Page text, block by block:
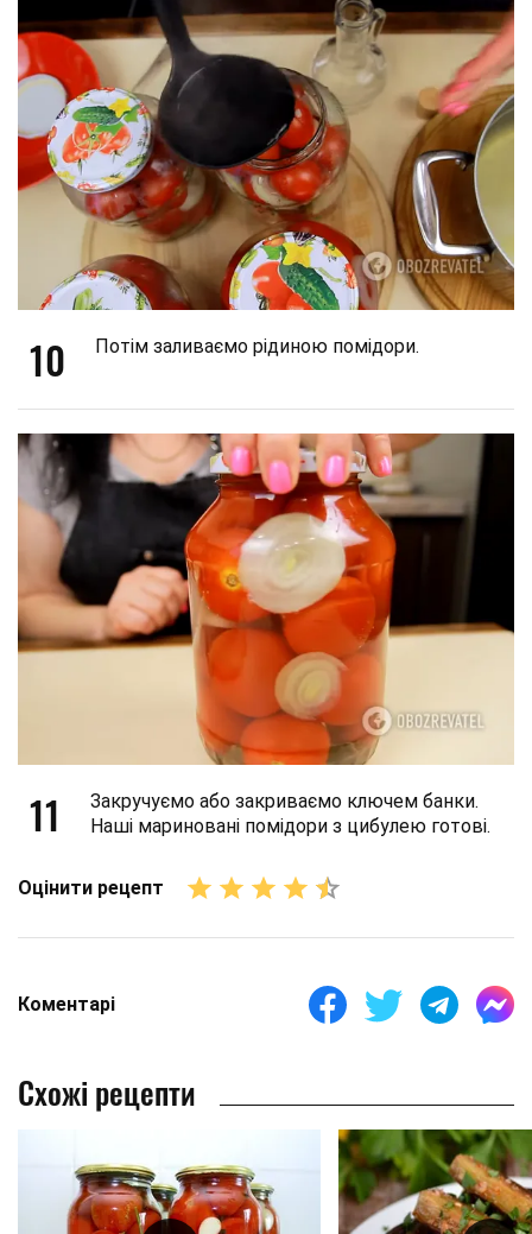
10 Потім заливаємо рідиною помідори.
11
Закручуємо або закриваємо ключем банки.
Наші мариновані помідори з цибулею готові.
Оцінити рецепт
Коментарі
Схожі рецепти